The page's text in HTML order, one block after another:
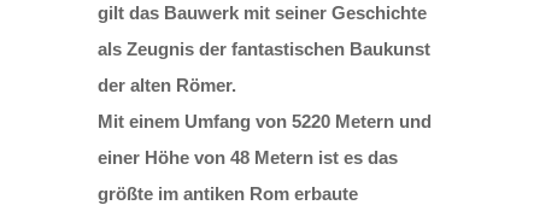
gilt das Bauwerk mit seiner Geschichte
als Zeugnis der fantastischen Baukunst
der alten Römer.
Mit einem Umfang von 5220 Metern und
einer Höhe von 48 Metern ist es das
größte im antiken Rom erbaute